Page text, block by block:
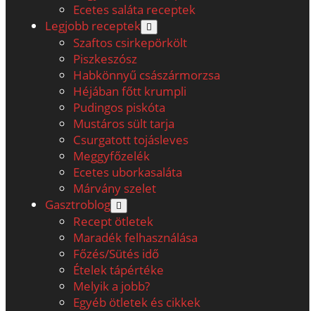
Ecetes saláta receptek
Legjobb receptek
open
menu
Szaftos csirkepörkölt
Piszkeszósz
Habkönnyű császármorzsa
Héjában főtt krumpli
Pudingos piskóta
Mustáros sült tarja
Csurgatott tojásleves
Meggyfőzelék
Ecetes uborkasaláta
Márvány szelet
Gasztroblog open
menu
Recept ötletek
Maradék felhasználása
Főzés/Sütés idő
Ételek tápértéke
Melyik a jobb?
Egyéb ötletek és cikkek